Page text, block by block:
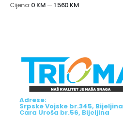
Cijena:0 KM —1.560 KM
Adrese:
Srpske Vojske br.345, Bijeljina
Cara Uroša br.56, Bijeljina